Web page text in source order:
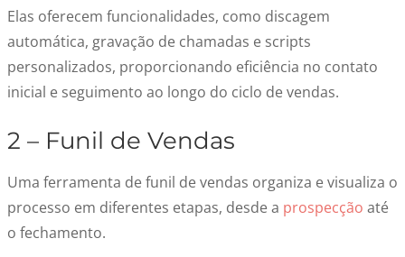
Elas oferecem funcionalidades, como discagem
automática, gravação de chamadas e scripts
personalizados, proporcionando eficiência no contato
inicial e seguimento ao longo do ciclo de vendas.
2 – Funil de Vendas
Uma ferramenta de funil de vendas organiza e visualiza o
processo em diferentes etapas, desde a prospecção até
o fechamento.